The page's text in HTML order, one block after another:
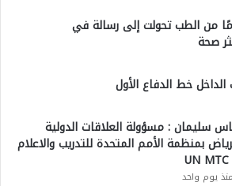
أباكوموف.. 12 عامًا من الطب تحولت إلى رسالة في
صحة
خط الدفاع الأول
سليمان : مسؤولة العلاقات الدولية
بمنظمة الأمم المتحدة للتدريب والاعلام
منذ يوم واحد